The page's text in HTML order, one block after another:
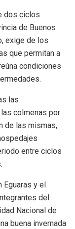
dos ciclos
de Buenos
exige de los
que permitan a
condiciones
las
colmenas por
de las mismas,
entre ciclos
y el
del
Nacional de
buena invernada